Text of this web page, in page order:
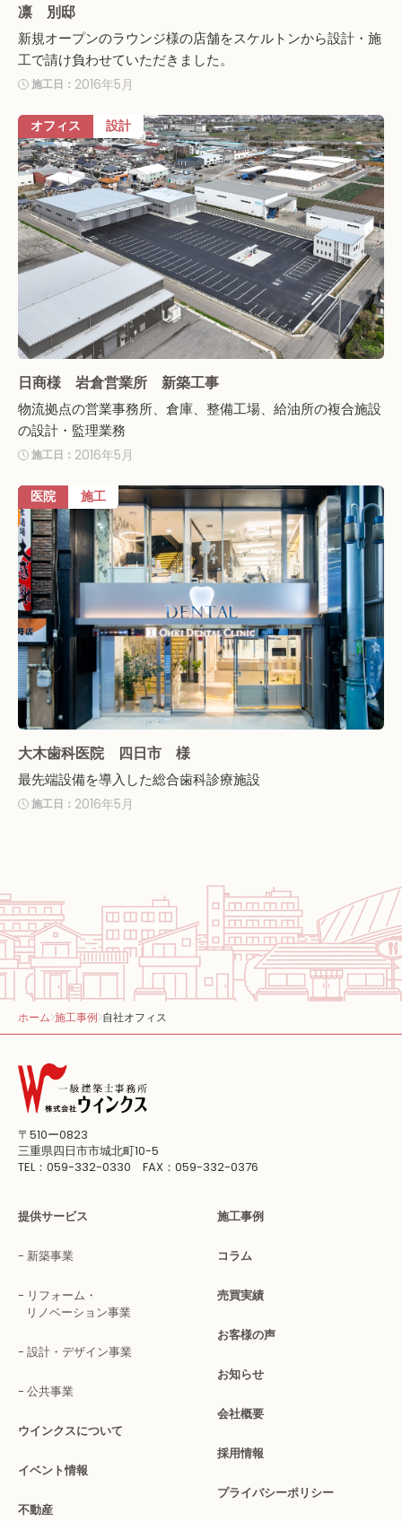
凛 別邸
新規オープンのラウンジ様の店舗をスケルトンから設計・施
工で請け負わせていただきました。
施工日： 2016年5月
オフィス 設計
日商様 岩倉営業所 新築工事
物流拠点の営業事務所、倉庫、整備工場、給油所の複合施設
の設計・監理業務
施工日： 2016年5月
医院 施工
大木歯科医院 四日市 様
最先端設備を導入した総合歯科診療施設
施工日： 2016年5月
ホーム 施工事例 自社オフィス
〒510ー0823
三重県四日市市城北町10-5
TEL：059-332-0330 FAX：059-332-0376
提供サービス
新築事業
リフォーム・
リノベーション事業
設計・デザイン事業
公共事業
ウインクスについて
イベント情報
不動産
施工事例
コラム
売買実績
お客様の声
お知らせ
会社概要
採用情報
プライバシーポリシー